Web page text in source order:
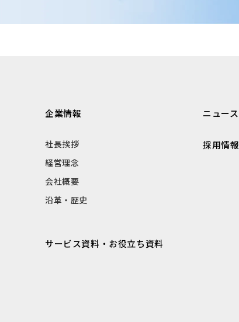
企業情報
社長挨拶
経営理念
会社概要
沿革・歴史
サービス資料・お役立ち資料
ニュース
採用情報